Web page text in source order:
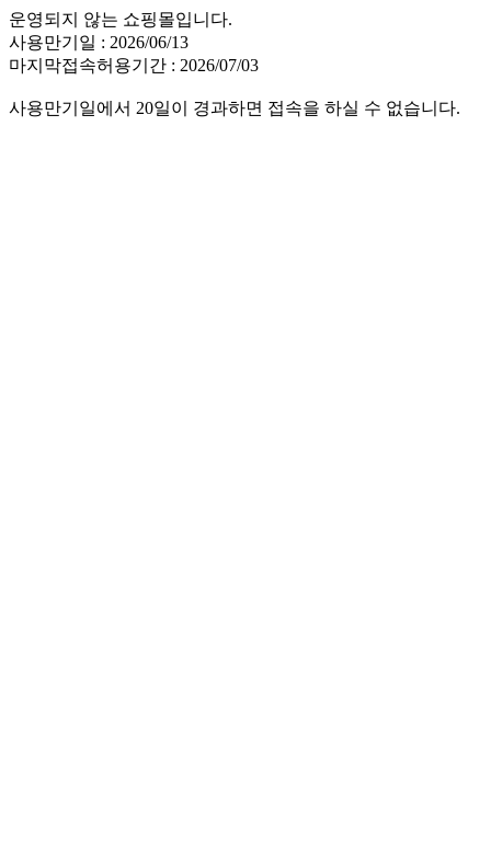
운영되지 않는 쇼핑몰입니다.
사용만기일 : 2026/06/13
마지막접속허용기간 : 2026/07/03
사용만기일에서 20일이 경과하면 접속을 하실 수 없습니다.